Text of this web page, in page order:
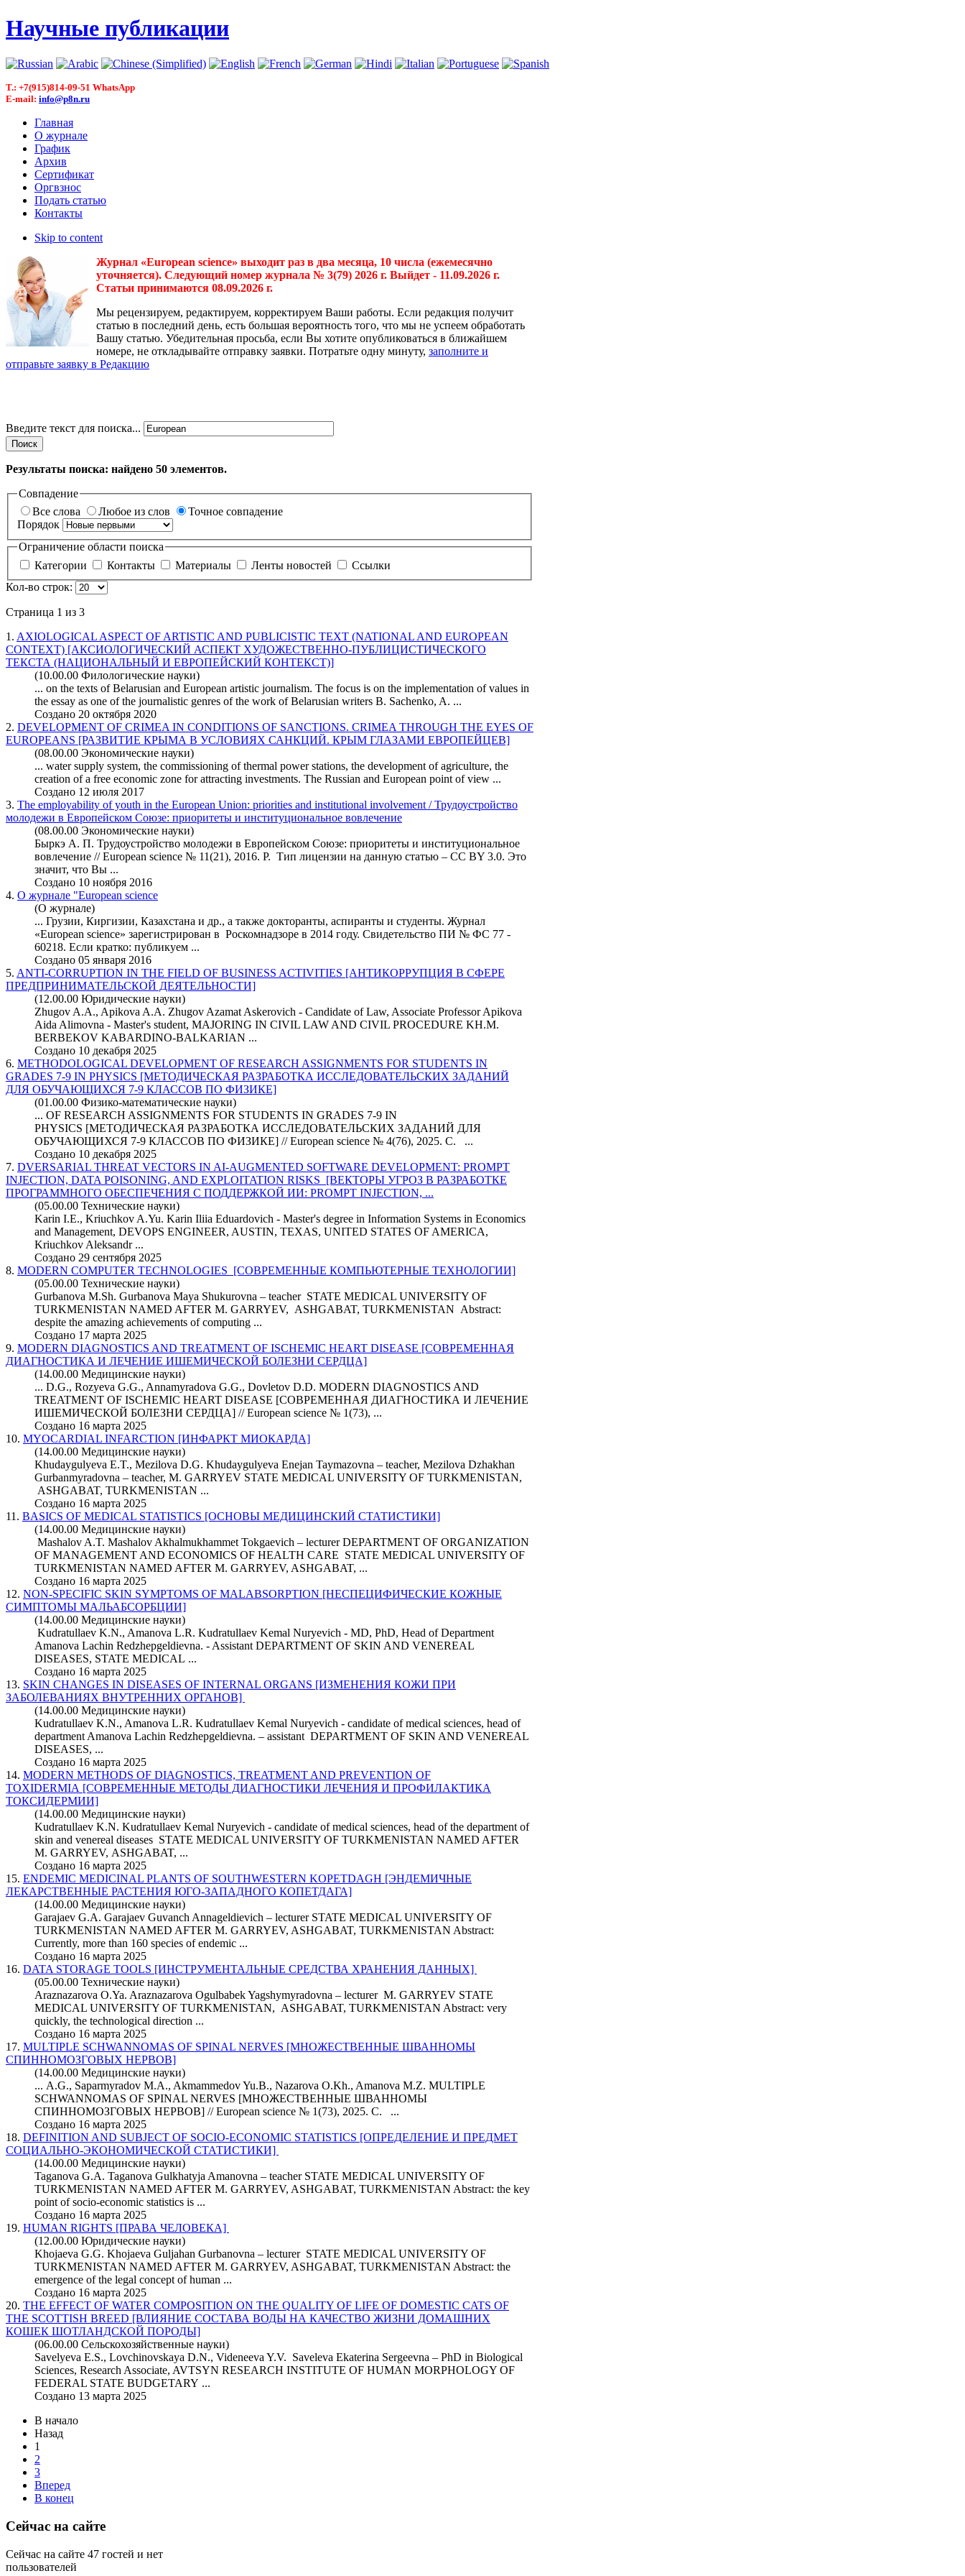
Научные публикации
T.: +7(915)814-09-51 WhatsApp
E-mail: info@p8n.ru
Главная
О журнале
График
Архив
Сертификат
Оргвзнос
Подать статью
Контакты
Skip to content
Журнал «European science» выходит раз в два месяца, 10 числа (ежемесячно
уточняется). Следующий номер журнала № 3(79) 2026 г. Выйдет - 11.09.2026 г.
Статьи принимаются 08.09.2026 г.
Мы рецензируем, редактируем, корректируем Ваши работы. Если редакция получит
статью в последний день, есть большая вероятность того, что мы не успеем обработать
Вашу статью. Убедительная просьба, если Вы хотите опубликоваться в ближайшем
номере, не откладывайте отправку заявки. Потратьте одну минуту, заполните и
отправьте заявку в Редакцию
Введите текст для поиска...
Поиск
Результаты поиска: найдено 50 элементов.
Совпадение
Все слова
Любое из слов
Точное совпадение
Порядок
Ограничение области поиска
Категории
Контакты Материалы Ленты новостей
Ссылки
Кол-во строк:
Страница 1 из 3
1. AXIOLOGICAL ASPECT OF ARTISTIC AND PUBLICISTIC TEXT (NATIONAL AND EUROPEAN
CONTEXT) [АКСИОЛОГИЧЕСКИЙ АСПЕКТ ХУДОЖЕСТВЕННО-ПУБЛИЦИСТИЧЕСКОГО
ТЕКСТА (НАЦИОНАЛЬНЫЙ И ЕВРОПЕЙСКИЙ КОНТЕКСТ)]
(10.00.00 Филологические науки)
... on the texts of Belarusian and European artistic journalism. The focus is on the implementation of values in
the essay as one of the journalistic genres of the work of Belarusian writers B. Sachenko, A. ...
Создано 20 октября 2020
2. DEVELOPMENT OF CRIMEA IN CONDITIONS OF SANCTIONS. CRIMEA THROUGH THE EYES OF
EUROPEANS [РАЗВИТИЕ КРЫМА В УСЛОВИЯХ САНКЦИЙ. КРЫМ ГЛАЗАМИ ЕВРОПЕЙЦЕВ]
(08.00.00 Экономические науки)
... water supply system, the commissioning of thermal power stations, the development of agriculture, the
creation of a free economic zone for attracting investments. The Russian and European point of view ...
Создано 12 июля 2017
3. The employability of youth in the European Union: priorities and institutional involvement / Трудоустройство
молодежи в Европейском Союзе: приоритеты и институциональное вовлечение
(08.00.00 Экономические науки)
Быркэ А. П. Трудоустройство молодежи в Европейском Союзе: приоритеты и институциональное
вовлечение //European science № 11(21), 2016. P. Тип лицензии на данную статью – CC BY 3.0. Это
значит, что Вы ...
Создано 10 ноября 2016
4. О журнале "European science
(О журнале)
... Грузии, Киргизии, Казахстана и др., а также докторанты, аспиранты и студенты. Журнал
«European science» зарегистрирован в Роскомнадзоре в 2014 году. Свидетельство ПИ № ФС 77 -
60218. Если кратко: публикуем ...
Создано 05 января 2016
5. ANTI-CORRUPTION IN THE FIELD OF BUSINESS ACTIVITIES [АНТИКОРРУПЦИЯ В СФЕРЕ
ПРЕДПРИНИМАТЕЛЬСКОЙ ДЕЯТЕЛЬНОСТИ]
(12.00.00 Юридические науки)
Zhugov A.A., Apikova A.A. Zhugov Azamat Askerovich - Candidate of Law, Associate Professor Apikova
Aida Alimovna - Master's student, MAJORING IN CIVIL LAW AND CIVIL PROCEDURE KH.M.
BERBEKOV KABARDINO-BALKARIAN ...
Создано 10 декабря 2025
6. METHODOLOGICAL DEVELOPMENT OF RESEARCH ASSIGNMENTS FOR STUDENTS IN
GRADES 7-9 IN PHYSICS [МЕТОДИЧЕСКАЯ РАЗРАБОТКА ИССЛЕДОВАТЕЛЬСКИХ ЗАДАНИЙ
ДЛЯ ОБУЧАЮЩИХСЯ 7-9 КЛАССОВ ПО ФИЗИКЕ]
(01.00.00 Физико-математические науки)
... OF RESEARCH ASSIGNMENTS FOR STUDENTS IN GRADES 7-9 IN
PHYSICS [МЕТОДИЧЕСКАЯ РАЗРАБОТКА ИССЛЕДОВАТЕЛЬСКИХ ЗАДАНИЙ ДЛЯ
ОБУЧАЮЩИХСЯ 7-9 КЛАССОВ ПО ФИЗИКЕ] //European science № 4(76), 2025. C. ...
Создано 10 декабря 2025
7. DVERSARIAL THREAT VECTORS IN AI-AUGMENTED SOFTWARE DEVELOPMENT: PROMPT
INJECTION, DATA POISONING, AND EXPLOITATION RISKS [ВЕКТОРЫ УГРОЗ В РАЗРАБОТКЕ
ПРОГРАММНОГО ОБЕСПЕЧЕНИЯ С ПОДДЕРЖКОЙ ИИ: PROMPT INJECTION, ...
(05.00.00 Технические науки)
Karin I.E., Kriuchkov A.Yu. Karin Iliia Eduardovich - Master's degree in Information Systems in Economics
and Management, DEVOPS ENGINEER, AUSTIN, TEXAS, UNITED STATES OF AMERICA,
Kriuchkov Aleksandr ...
Создано 29 сентября 2025
8. MODERN COMPUTER TECHNOLOGIES [СОВРЕМЕННЫЕ КОМПЬЮТЕРНЫЕ ТЕХНОЛОГИИ]
(05.00.00 Технические науки)
Gurbanova M.Sh. Gurbanova Maya Shukurovna – teacher STATE MEDICAL UNIVERSITY OF
TURKMENISTAN NAMED AFTER M. GARRYEV, ASHGABAT, TURKMENISTAN Abstract:
despite the amazing achievements of computing ...
Создано 17 марта 2025
9. MODERN DIAGNOSTICS AND TREATMENT OF ISCHEMIC HEART DISEASE [СОВРЕМЕННАЯ
ДИАГНОСТИКА И ЛЕЧЕНИЕ ИШЕМИЧЕСКОЙ БОЛЕЗНИ СЕРДЦА]
(14.00.00 Медицинские науки)
... D.G., Rozyeva G.G., Annamyradova G.G., Dovletov D.D. MODERN DIAGNOSTICS AND
TREATMENT OF ISCHEMIC HEART DISEASE [СОВРЕМЕННАЯ ДИАГНОСТИКА И ЛЕЧЕНИЕ
ИШЕМИЧЕСКОЙ БОЛЕЗНИ СЕРДЦА] //European science № 1(73), ...
Создано 16 марта 2025
10. MYOCARDIAL INFARCTION [ИНФАРКТ МИОКАРДА]
(14.00.00 Медицинские науки)
Khudaygulyeva E.T., Mezilova D.G. Khudaygulyeva Enejan Taymazovna – teacher, Mezilova Dzhakhan
Gurbanmyradovna – teacher, M. GARRYEV STATE MEDICAL UNIVERSITY OF TURKMENISTAN,
ASHGABAT, TURKMENISTAN ...
Создано 16 марта 2025
11. BASICS OF MEDICAL STATISTICS [ОСНОВЫ МЕДИЦИНСКИЙ СТАТИСТИКИ]
(14.00.00 Медицинские науки)
Mashalov A.T. Mashalov Akhalmukhammet Tokgaevich – lecturer DEPARTMENT OF ORGANIZATION
OF MANAGEMENT AND ECONOMICS OF HEALTH CARE STATE MEDICAL UNIVERSITY OF
TURKMENISTAN NAMED AFTER M. GARRYEV, ASHGABAT, ...
Создано 16 марта 2025
12. NON-SPECIFIC SKIN SYMPTOMS OF MALABSORPTION [НЕСПЕЦИФИЧЕСКИЕ КОЖНЫЕ
СИМПТОМЫ МАЛЬАБСОРБЦИИ]
(14.00.00 Медицинские науки)
Kudratullaev K.N., Amanova L.R. Kudratullaev Kemal Nuryevich - MD, PhD, Head of Department
Amanova Lachin Redzhepgeldievna. - Assistant DEPARTMENT OF SKIN AND VENEREAL
DISEASES, STATE MEDICAL ...
Создано 16 марта 2025
13. SKIN CHANGES IN DISEASES OF INTERNAL ORGANS [ИЗМЕНЕНИЯ КОЖИ ПРИ
ЗАБОЛЕВАНИЯХ ВНУТРЕННИХ ОРГАНОВ]
(14.00.00 Медицинские науки)
Kudratullaev K.N., Amanova L.R. Kudratullaev Kemal Nuryevich - candidate of medical sciences, head of
department Amanova Lachin Redzhepgeldievna. – assistant DEPARTMENT OF SKIN AND VENEREAL
DISEASES, ...
Создано 16 марта 2025
14. MODERN METHODS OF DIAGNOSTICS, TREATMENT AND PREVENTION OF
TOXIDERMIA [СОВРЕМЕННЫЕ МЕТОДЫ ДИАГНОСТИКИ ЛЕЧЕНИЯ И ПРОФИЛАКТИКА
ТОКСИДЕРМИИ]
(14.00.00 Медицинские науки)
Kudratullaev K.N. Kudratullaev Kemal Nuryevich - candidate of medical sciences, head of the department of
skin and venereal diseases STATE MEDICAL UNIVERSITY OF TURKMENISTAN NAMED AFTER
M. GARRYEV, ASHGABAT, ...
Создано 16 марта 2025
15. ENDEMIC MEDICINAL PLANTS OF SOUTHWESTERN KOPETDAGH [ЭНДЕМИЧНЫЕ
ЛЕКАРСТВЕННЫЕ РАСТЕНИЯ ЮГО-ЗАПАДНОГО КОПЕТДАГА]
(14.00.00 Медицинские науки)
Garajaev G.A. Garajaev Guvanch Annageldievich – lecturer STATE MEDICAL UNIVERSITY OF
TURKMENISTAN NAMED AFTER M. GARRYEV, ASHGABAT, TURKMENISTAN Abstract:
Currently, more than 160 species of endemic ...
Создано 16 марта 2025
16. DATA STORAGE TOOLS [ИНСТРУМЕНТАЛЬНЫЕ СРЕДСТВА ХРАНЕНИЯ ДАННЫХ]
(05.00.00 Технические науки)
Araznazarova O.Ya. Araznazarova Ogulbabek Yagshymyradovna – lecturer M. GARRYEV STATE
MEDICAL UNIVERSITY OF TURKMENISTAN, ASHGABAT, TURKMENISTAN Abstract: very
quickly, the technological direction ...
Создано 16 марта 2025
17. MULTIPLE SCHWANNOMAS OF SPINAL NERVES [МНОЖЕСТВЕННЫЕ ШВАННОМЫ
СПИННОМОЗГОВЫХ НЕРВОВ]
(14.00.00 Медицинские науки)
... A.G., Saparmyradov M.A., Akmammedov Yu.B., Nazarova O.Kh., Amanova M.Z. MULTIPLE
SCHWANNOMAS OF SPINAL NERVES [МНОЖЕСТВЕННЫЕ ШВАННОМЫ
СПИННОМОЗГОВЫХ НЕРВОВ] //European science № 1(73), 2025. C. ...
Создано 16 марта 2025
18. DEFINITION AND SUBJECT OF SOCIO-ECONOMIC STATISTICS [ОПРЕДЕЛЕНИЕ И ПРЕДМЕТ
СОЦИАЛЬНО-ЭКОНОМИЧЕСКОЙ СТАТИСТИКИ]
(14.00.00 Медицинские науки)
Taganova G.A. Taganova Gulkhatyja Amanovna – teacher STATE MEDICAL UNIVERSITY OF
TURKMENISTAN NAMED AFTER M. GARRYEV, ASHGABAT, TURKMENISTAN Abstract: the key
point of socio-economic statistics is ...
Создано 16 марта 2025
19. HUMAN RIGHTS [ПРАВА ЧЕЛОВЕКА]
(12.00.00 Юридические науки)
Khojaeva G.G. Khojaeva Guljahan Gurbanovna – lecturer STATE MEDICAL UNIVERSITY OF
TURKMENISTAN NAMED AFTER M. GARRYEV, ASHGABAT, TURKMENISTAN Abstract: the
emergence of the legal concept of human ...
Создано 16 марта 2025
20. THE EFFECT OF WATER COMPOSITION ON THE QUALITY OF LIFE OF DOMESTIC CATS OF
THE SCOTTISH BREED [ВЛИЯНИЕ СОСТАВА ВОДЫ НА КАЧЕСТВО ЖИЗНИ ДОМАШНИХ
КОШЕК ШОТЛАНДСКОЙ ПОРОДЫ]
(06.00.00 Сельскохозяйственные науки)
Savelyeva E.S., Lovchinovskaya D.N., Videneeva Y.V. Saveleva Ekaterina Sergeevna – PhD in Biological
Sciences, Research Associate, AVTSYN RESEARCH INSTITUTE OF HUMAN MORPHOLOGY OF
FEDERAL STATE BUDGETARY ...
Создано 13 марта 2025
В начало
Назад
1
2
3
Вперед
В конец
Сейчас на сайте
Сейчас на сайте 47 гостей и нет
пользователей